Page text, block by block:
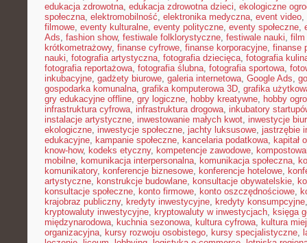
edukacja zdrowotna, edukacja zdrowotna dzieci, ekologiczne
społeczna, elektromobilność, elektronika medyczna, event video,
filmowe, eventy kulturalne, eventy polityczne, eventy społeczne,
Ads, fashion show, festiwale folklorystyczne, festiwale nauki, film
krótkometrażowy, finanse cyfrowe, finanse korporacyjne, finanse
nauki, fotografia artystyczna, fotografia dziecięca, fotografia
fotografia reportażowa, fotografia ślubna, fotografia sportowa,
inkubacyjne, gadżety biurowe, galeria internetowa, Google Ads,
gospodarka komunalna, grafika komputerowa 3D, grafika
gry edukacyjne offline, gry logiczne, hobby kreatywne, hobby
infrastruktura cyfrowa, infrastruktura drogowa, inkubatory
instalacje artystyczne, inwestowanie małych kwot, inwestycje
ekologiczne, inwestycje społeczne, jachty luksusowe, jastrzębie
edukacyjne, kampanie społeczne, kancelaria podatkowa, kapitał
know-how, kodeks etyczny, kompetencje zawodowe,
mobilne, komunikacja interpersonalna, komunikacja społeczna,
komunikatory, konferencje biznesowe, konferencje hotelowe,
artystyczne, konstrukcje budowlane, konsultacje obywatelskie,
konsultacje społeczne, konto firmowe, konto oszczędnościowe,
krajobraz publiczny, kredyty inwestycyjne, kredyty konsumpcyjne
kryptowaluty inwestycyjne, kryptowaluty w inwestycjach, księga
międzynarodowa, kuchnia sezonowa, kultura cyfrowa, kultura
organizacyjna, kursy rozwoju osobistego, kursy specjalistyczne,